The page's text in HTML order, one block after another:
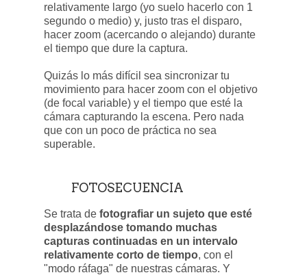
relativamente largo (yo suelo hacerlo con 1
segundo o medio) y, justo tras el disparo,
hacer zoom (acercando o alejando) durante
el tiempo que dure la captura.
Quizás lo más difícil sea sincronizar tu
movimiento para hacer zoom con el objetivo
(de focal variable) y el tiempo que esté la
cámara capturando la escena. Pero nada
que con un poco de práctica no sea
superable.
FOTOSECUENCIA
Se trata de fotografiar un sujeto que esté
desplazándose tomando muchas
capturas continuadas en un intervalo
relativamente corto de tiempo, con el
"modo ráfaga" de nuestras cámaras. Y